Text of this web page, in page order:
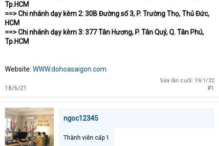
Tp.HCM
==> Chi nhánh dạy kèm 2: 30B Đường số 3, P. Trường Thọ, Thủ Đức,
HCM
==> Chi nhánh dạy kèm 3: 377 Tân Hương, P. Tân Quý, Q. Tân Phú,
Tp.HCM
Website: WWW.dohoasaigon.com
Sửa lần cuối: 19/1/22
18/6/21 #1
ngoc12345
Thành viên cấp 1